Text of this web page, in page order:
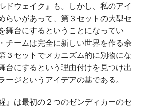
ドウェイク』も。しかし、私のアイ
らいがあって、第３セットの大型セ
舞台にするということになってい
チームは完全に新しい世界を作る余
３セットでメカニズム的に別物にな
台にするという理由付けを見つけ出
ージというアイデアの基である。
』は最初の２つのゼンディカーのセ